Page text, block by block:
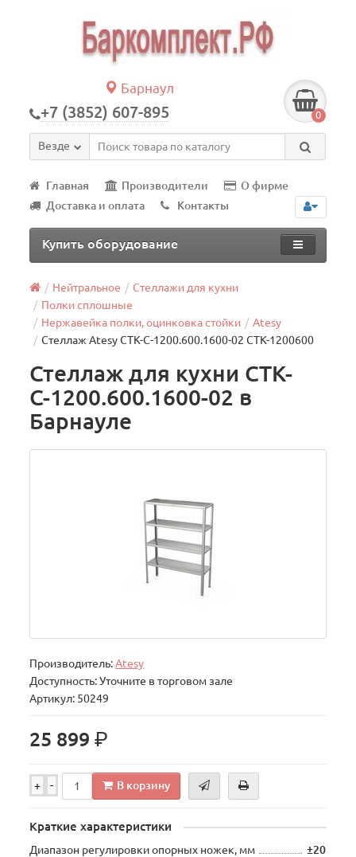
Барнаул
+7 (3852) 607-895 0
Везде
Главная Производители
О фирме
Доставка и оплата
Контакты
Купить оборудование
Нейтральное
Стеллажи для кухни
Полки сплошные
Нержавейка полки, оцинковка стойки
Atesy
Стеллаж Atesy СТК-С-1200.600.1600-02 СТК-1200600
Стеллаж для кухни СТК-
С-1200.600.1600-02 в
Барнауле
Производитель:Atesy
Доступность: Уточните в торговом зале
Артикул: 50249
25 899р.
+ - В корзину
Краткие характеристики
Диапазон регулировки опорных ножек, мм
±20